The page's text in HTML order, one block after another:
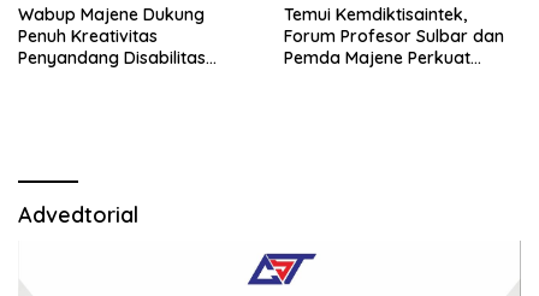
Wabup Majene Dukung
Penuh Kreativitas
Penyandang Disabilitas
Temui Kemdiktisaintek,
Forum Profesor Sulbar dan
Pemda Majene Perkuat
Advedtorial